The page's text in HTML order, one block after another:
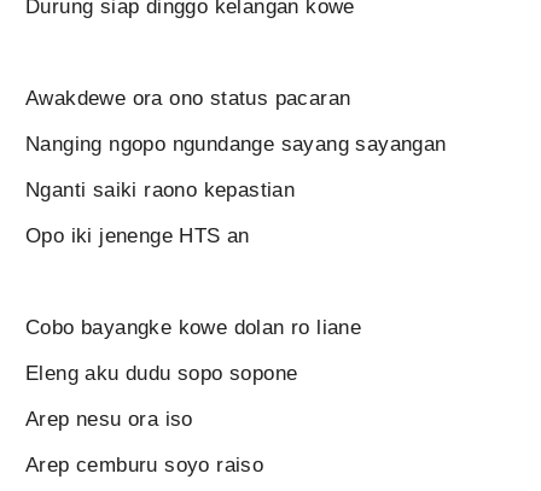
Durung siap dinggo kelangan kowe
Awakdewe ora ono status pacaran
Nanging ngopo ngundange sayang sayangan
Nganti saiki raono kepastian
Opo iki jenenge HTS an
Cobo bayangke kowe dolan ro liane
Eleng aku dudu sopo sopone
Arep nesu ora iso
Arep cemburu soyo raiso